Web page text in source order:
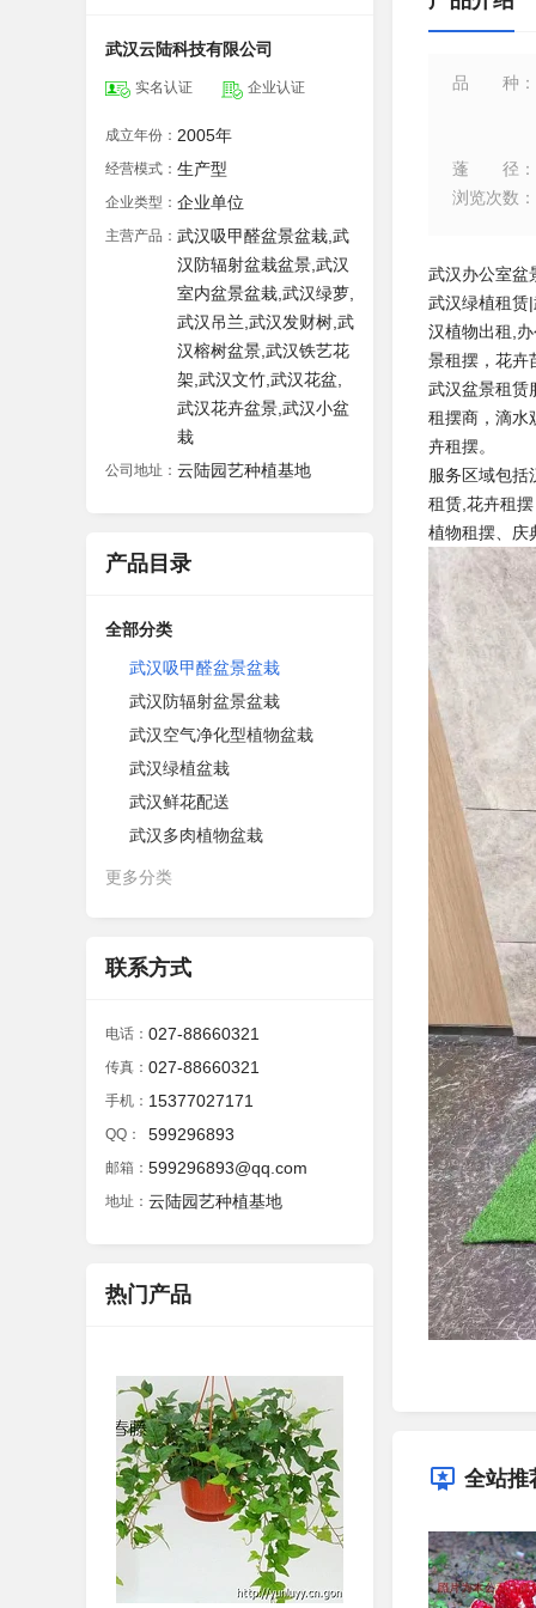
武汉云陆科技有限公司
实名认证 企业认证
成立年份： 2005年
经营模式： 生产型
企业类型： 企业单位
主营产品： 武汉吸甲醛盆景盆栽,武
汉防辐射盆栽盆景,武汉
室内盆景盆栽,武汉绿萝,
武汉吊兰,武汉发财树,武
汉榕树盆景,武汉铁艺花
架,武汉文竹,武汉花盆,
武汉花卉盆景,武汉小盆
栽
公司地址： 云陆园艺种植基地
产品目录
全部分类
武汉吸甲醛盆景盆栽
武汉防辐射盆景盆栽
武汉空气净化型植物盆栽
武汉绿植盆栽
武汉鲜花配送
武汉多肉植物盆栽
更多分类
联系方式
电话： 027-88660321
传真： 027-88660321
手机： 15377027171
QQ： 599296893
邮箱： 599296893@qq.com
地址： 云陆园艺种植基地
热门产品
品种 ：
蓬径 ：
浏览次数 ：
武汉办公室盆
武汉绿植租赁
汉植物出租,
景租摆，花卉
武汉盆景租赁
租摆商，滴水
卉租摆。
服务区域包括
租赁,花卉租
植物租摆、庆
全站推